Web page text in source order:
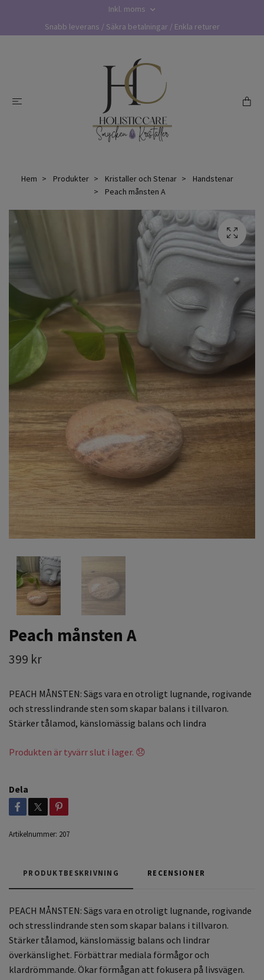
Inkl. moms
Snabb leverans / Säkra betalningar / Enkla returer
Hem Produkter Kristaller och Stenar
Handstenar
Peach månsten A
Peach månsten A
399 kr
PEACH MÅNSTEN: Sägs vara en otroligt lugnande, rogivande
och stresslindrande sten som skapar balans i tillvaron.
Stärker tålamod, känslomässig balans och lindra
Produkten är tyvärr slut i lager. 😞
Dela
Artikelnummer: 207
PRODUKTBESKRIVNING RECENSIONER
PEACH MÅNSTEN: Sägs vara en otroligt lugnande, rogivande
och stresslindrande sten som skapar balans i tillvaron.
Stärker tålamod, känslomässig balans och lindrar
överkänslighet. Förbättrar mediala förmågor och
klardrömmande. Ökar förmågan att fokusera på livsvägen.